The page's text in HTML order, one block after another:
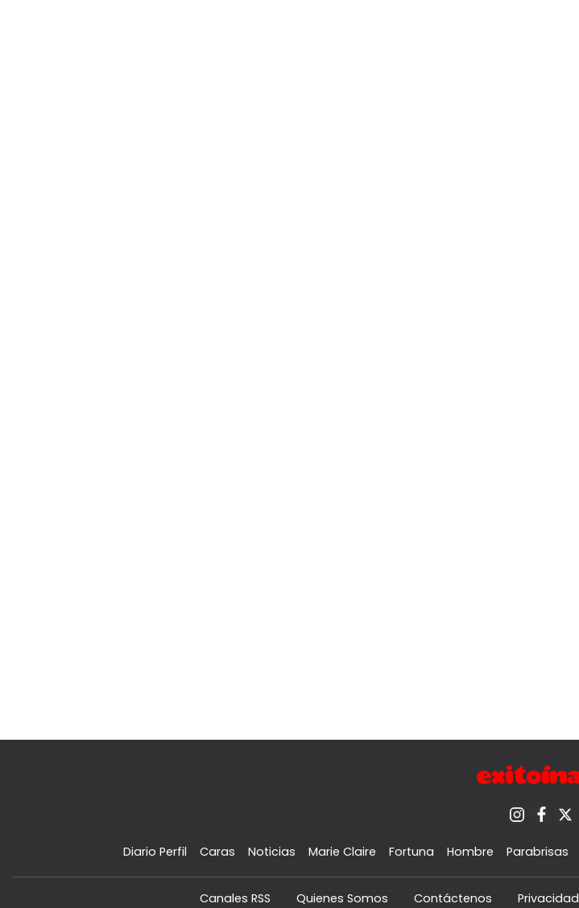
Diario Perfil Caras Noticias Marie Claire Fortuna Hombre Parabrisas
Canales RSS Quienes Somos Contáctenos Privacidad